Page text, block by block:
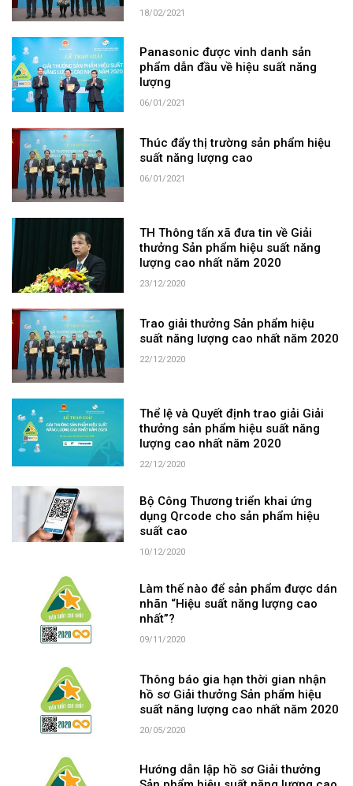
18/02/2021
Panasonic được vinh danh sản
phẩm dẫn đầu về hiệu suất năng
lượng
06/01/2021
Thúc đẩy thị trường sản phẩm hiệu
suất năng lượng cao
06/01/2021
TH Thông tấn xã đưa tin về Giải
thưởng Sản phẩm hiệu suất năng
lượng cao nhất năm 2020
23/12/2020
Trao giải thưởng Sản phẩm hiệu
suất năng lượng cao nhất năm 2020
22/12/2020
Thể lệ và Quyết định trao giải Giải
thưởng sản phẩm hiệu suất năng
lượng cao nhất năm 2020
22/12/2020
Bộ Công Thương triển khai ứng
dụng Qrcode cho sản phẩm hiệu
suất cao
10/12/2020
Làm thế nào để sản phẩm được dán
nhãn “Hiệu suất năng lượng cao
nhất”?
09/11/2020
Thông báo gia hạn thời gian nhận
hồ sơ Giải thưởng Sản phẩm hiệu
suất năng lượng cao nhất năm 2020
20/05/2020
Hướng dẫn lập hồ sơ Giải thưởng